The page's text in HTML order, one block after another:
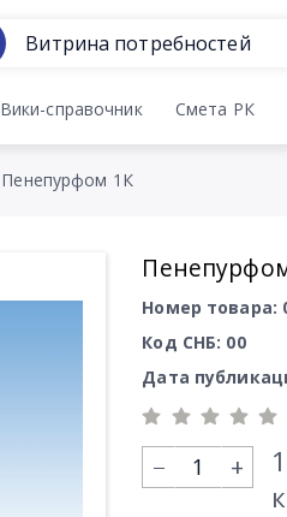
Витрина потребностей
Вики-справочник Смета РК
Пенепурфом 1К
Номер товара:
Код СНБ: 00
Дата
+